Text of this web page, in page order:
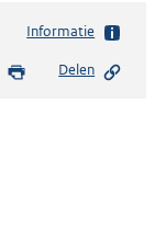
Informatie
Delen